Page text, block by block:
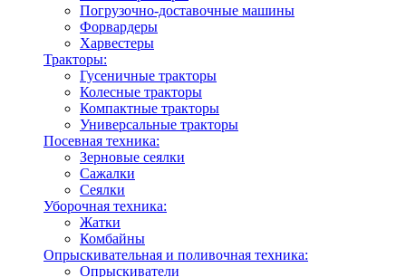
Погрузочно-доставочные машины
Форвардеры
Харвестеры
Тракторы:
Гусеничные тракторы
Колесные тракторы
Компактные тракторы
Универсальные тракторы
Посевная техника:
Зерновые сеялки
Сажалки
Сеялки
Уборочная техника:
Жатки
Комбайны
Опрыскивательная и поливочная техника:
Опрыскиватели